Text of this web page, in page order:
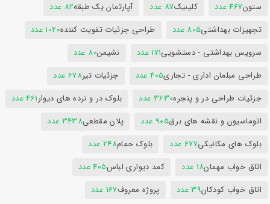
ستون467 عدد کلینیک87 عدد آپارتمان یک طبقه82 عدد
تجهیزات بهداشتی805 عدد طراحی جزئیات تقویت کننده1020 عدد
سرویس بهداشتی - دستشویی171 عدد نشیمن80 عدد
طراحی مبلمان اداری - تجاری405 عدد جزئیات تیر678 عدد
جزئیات طراحی در و پنجره3630 عدد بلوک در و نرده های دیوار461 عدد
اتوماسیون و نقشه های برق905 عدد پلان مقطعی3438 عدد
بلوک های مکانیکی677 عدد بلوک حمام248 عدد
اتاق خواب مهمان18 عدد کمد دیواری لباس405 عدد
اتاق خواب کودکان39 عدد پروژه معروف167 عدد